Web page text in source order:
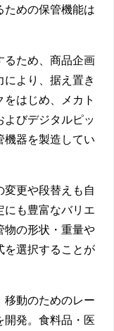
めの保管機能は
るため、商品企画
より、据え置き
はじめ、メカト
よびデジタルピッ
機器を製造してい
更や段替えも自
にも豊富なバリエ
物の形状・重量や
を選択することが
動のためのレー
開発。食料品・医